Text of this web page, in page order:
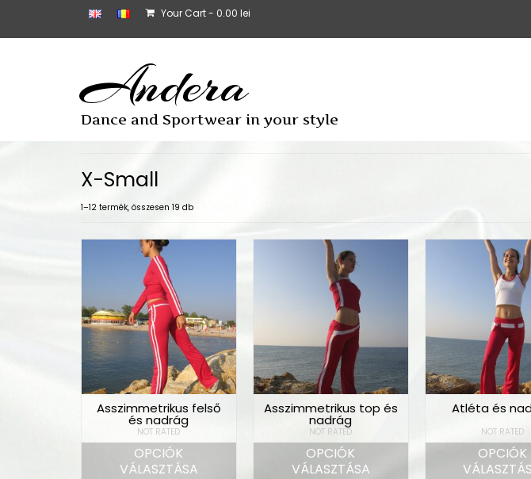
Your Cart- 0.00 lei
Andera
Dance and Sportwear in your style
X-Small
1–12 termék, összesen 19 db
Asszimmetrikus felső
és nadrág
NOT RATED
OPCIÓK
VÁLASZTÁSA
Asszimmetrikus top és
nadrág
NOT RATED
OPCIÓK
VÁLASZTÁSA
Atléta és
NOT RATED
OPCIÓK